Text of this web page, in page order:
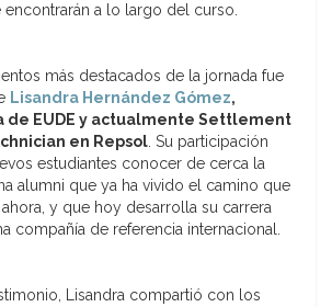
encontrarán a lo largo del curso.
más destacados de la jornada fue
Lisandra Hernández Gómez,
de EUDE y actualmente Settlement
en Repsol. Su participación
estudiantes conocer de cerca la
alumni que ya ha vivido el camino que
y que hoy desarrolla su carrera
compañía de referencia internacional.
Lisandra compartió con los